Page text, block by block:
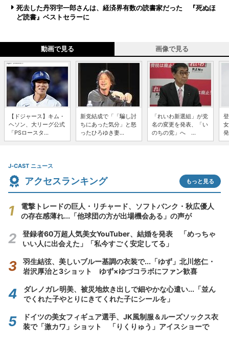
死去した丹羽宇一郎さんは、経済界有数の読書家だった 『死ぬほ
ど読書』ベストセラーに
動画で見る 画像で見る
【ドジャース】キム・
ヘソン、大リーグ公式
「PSロースタ...
新党結成で「「騙し討
ちにあった気分」と怒
ったひろゆき妻...
「れいわ新選組」が党
名の変更を発表、「い
のちの党」へ ...
J-CAST ニュース
アクセスランキング もっと見る
電撃トレードの巨人・リチャード、ソフトバンク・秋広優人
の存在感薄れ...「他球団の方が出場機会ある」の声が
登録者60万超人気美女YouTuber、結婚を発表 「めっちゃ
いい人に出会えた」「私今すごく安定してる」
羽生結弦、美しいブルー基調の衣装で...「ゆず」北川悠仁・
岩沢厚治と3ショット ゆず×ゆづコラボにファン歓喜
ダレノガレ明美、被災地炊き出しで細やかな心遣い...「並ん
でくれた子やとりにきてくれた子にシールを」
ドイツの美女フィギュア選手、JK風制服＆ルーズソックス衣
装で「激カワ」ショット 「りくりゅう」アイスショーで